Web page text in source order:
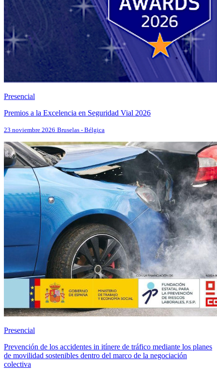
Presencial
Premios a la Excelencia en Seguridad Vial 2026
23 noviembre 2026 Bruselas - Bélgica
Presencial
Prevención de los accidentes in itínere de tráfico mediante los planes
de movilidad sostenibles dentro del marco de la negociación
colectiva